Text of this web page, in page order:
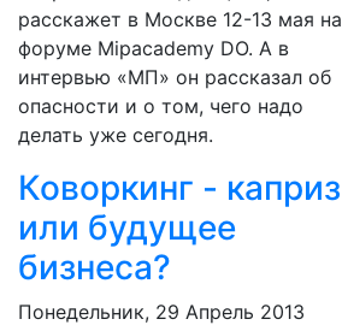
расскажет в Москве 12-13 мая на
форуме Mipacademy DO. А в
интервью «МП» он рассказал об
опасности и о том, чего надо
делать уже сегодня.
Коворкинг - каприз
или будущее
бизнеса?
Понедельник, 29 Апрель 2013